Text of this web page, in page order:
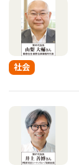
社会